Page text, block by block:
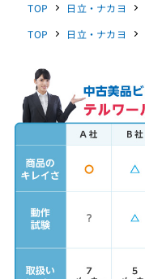
TOP 日立・ナカヨ
TOP
日立・ナカヨ